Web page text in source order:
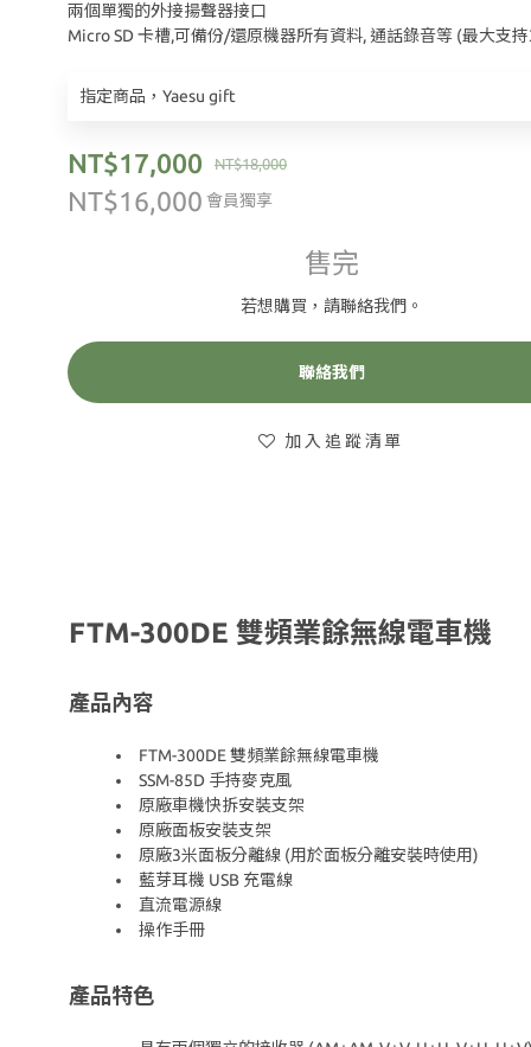
兩個單獨的外接揚聲器接口
Micro SD 卡槽,可備份/還原機器所有資料, 通話錄音等 (最大支
指定商品，Yaesu gift
NT$18,000
NT$17,000
NT$16,000 會員獨享
售完
若想購買，請聯絡我們。
聯絡我們
加入追蹤清單
FTM-300DE 雙頻業餘無線電車機
產品內容
FTM-300DE 雙頻業餘無線電車機
SSM-85D 手持麥克風
原廠車機快拆安裝支架
原廠面板安裝支架
原廠3米面板分離線 (用於面板分離安裝時使用)
藍芽耳機 USB 充電線
直流電源線
操作手冊
產品特色